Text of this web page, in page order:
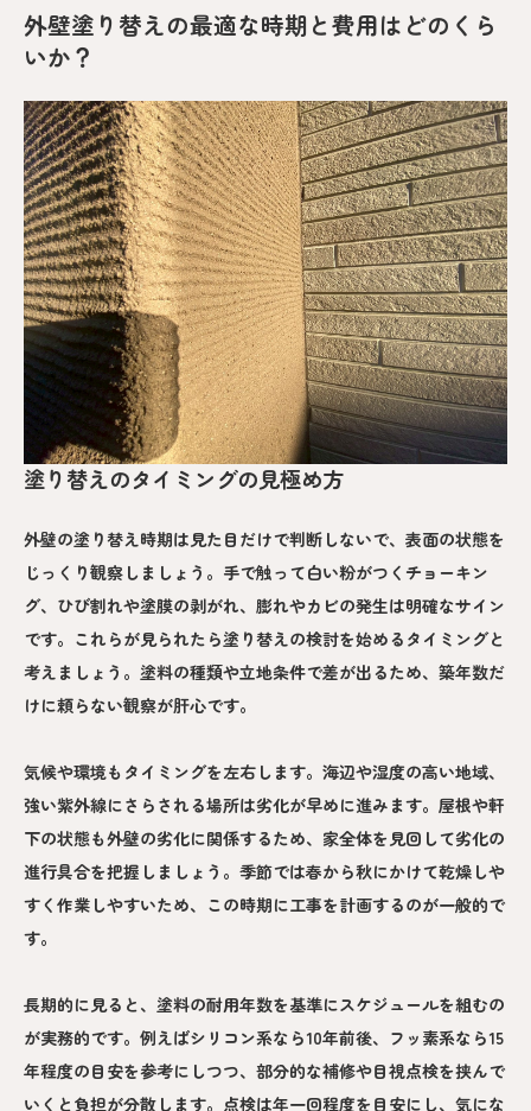
外壁塗り替えの最適な時期と費用はどのくら
いか？
塗り替えのタイミングの見極め方
外壁の塗り替え時期は見た目だけで判断しないで、表面の状態を
じっくり観察しましょう。手で触って白い粉がつくチョーキン
グ、ひび割れや塗膜の剥がれ、膨れやカビの発生は明確なサイン
です。これらが見られたら塗り替えの検討を始めるタイミングと
考えましょう。塗料の種類や立地条件で差が出るため、築年数だ
けに頼らない観察が肝心です。
気候や環境もタイミングを左右します。海辺や湿度の高い地域、
強い紫外線にさらされる場所は劣化が早めに進みます。屋根や軒
下の状態も外壁の劣化に関係するため、家全体を見回して劣化の
進行具合を把握しましょう。季節では春から秋にかけて乾燥しや
すく作業しやすいため、この時期に工事を計画するのが一般的で
す。
長期的に見ると、塗料の耐用年数を基準にスケジュールを組むの
が実務的です。例えばシリコン系なら10年前後、フッ素系なら15
年程度の目安を参考にしつつ、部分的な補修や目視点検を挟んで
いくと負担が分散します。点検は年一回程度を目安にし、気にな